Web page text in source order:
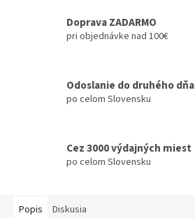
Doprava ZADARMO
pri objednávke nad 100€
Odoslanie do druhého dňa
po celom Slovensku
Cez 3000 výdajných miest
po celom Slovensku
Popis Diskusia